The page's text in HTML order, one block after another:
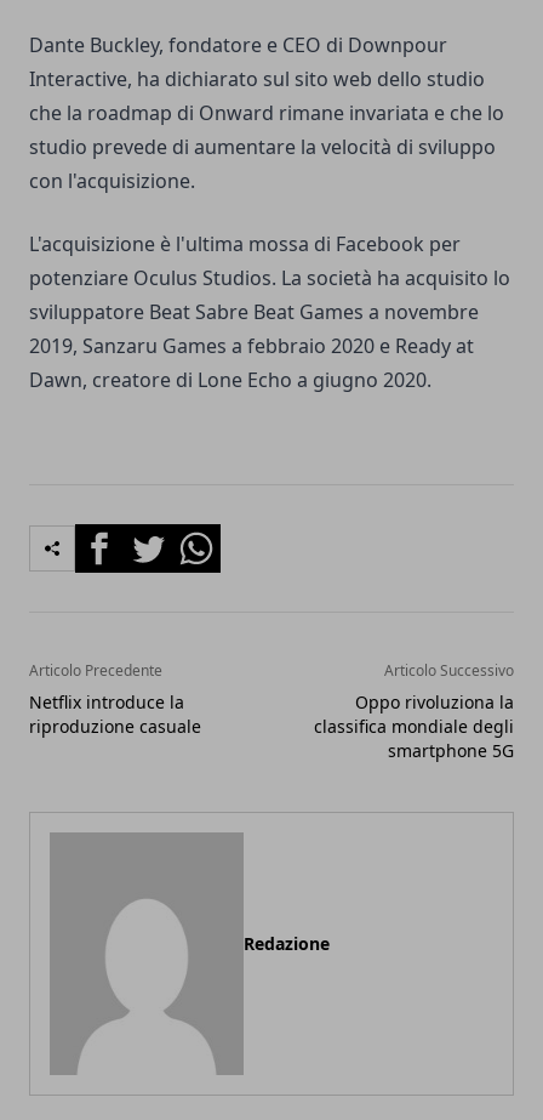
Dante Buckley, fondatore e CEO di Downpour
Interactive, ha dichiarato sul sito web dello studio
che la roadmap di Onward rimane invariata e che lo
studio prevede di aumentare la velocità di sviluppo
con l'acquisizione.
L'acquisizione è l'ultima mossa di Facebook per
potenziare Oculus Studios. La società ha acquisito lo
sviluppatore Beat Sabre Beat Games a novembre
2019, Sanzaru Games a febbraio 2020 e Ready at
Dawn, creatore di Lone Echo a giugno 2020.
FacebookTwitterWhatsapp
Articolo Precedente
Netflix introduce la
riproduzione casuale
Articolo Successivo
Oppo rivoluziona la
classifica mondiale degli
smartphone 5G
Redazione